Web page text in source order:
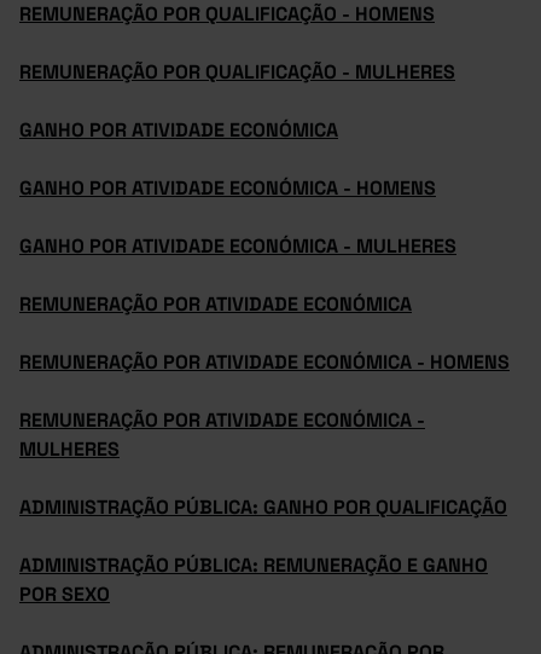
REMUNERAÇÃO POR QUALIFICAÇÃO - HOMENS
REMUNERAÇÃO POR QUALIFICAÇÃO - MULHERES
GANHO POR ATIVIDADE ECONÓMICA
GANHO POR ATIVIDADE ECONÓMICA - HOMENS
GANHO POR ATIVIDADE ECONÓMICA - MULHERES
REMUNERAÇÃO POR ATIVIDADE ECONÓMICA
REMUNERAÇÃO POR ATIVIDADE ECONÓMICA - HOMENS
REMUNERAÇÃO POR ATIVIDADE ECONÓMICA -
MULHERES
ADMINISTRAÇÃO PÚBLICA: GANHO POR QUALIFICAÇÃO
ADMINISTRAÇÃO PÚBLICA: REMUNERAÇÃO E GANHO
POR SEXO